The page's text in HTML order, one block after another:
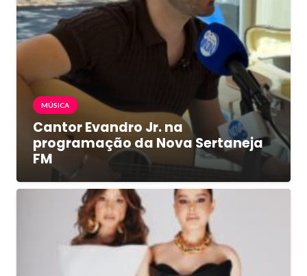
MÚSICA
Cantor Evandro Jr. na
programação da Nova Sertaneja
FM